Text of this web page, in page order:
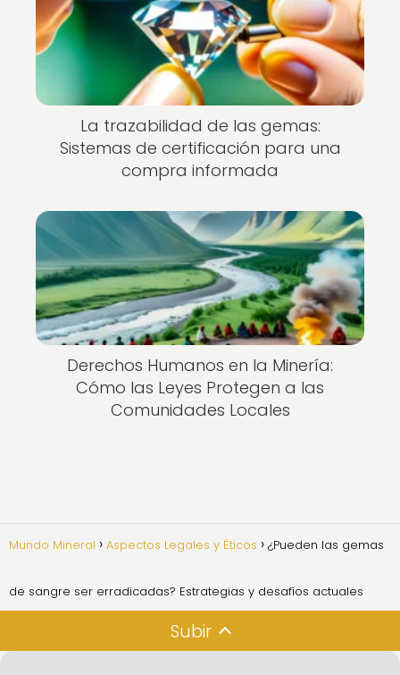
La trazabilidad de las gemas:
Sistemas de certificación para una
compra informada
Derechos Humanos en la Minería:
Cómo las Leyes Protegen a las
Comunidades Locales
Mundo Mineral Aspectos Legales y Éticos ¿Pueden las gemas
de sangre ser erradicadas? Estrategias y desafíos actuales
Subir